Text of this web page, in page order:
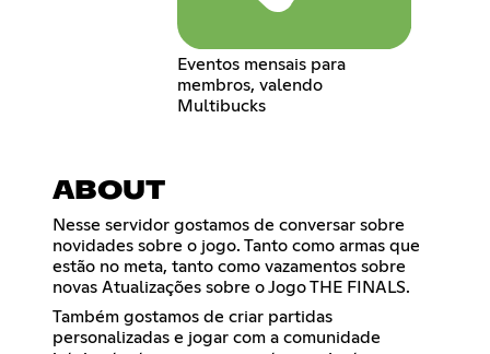
Eventos mensais para
membros, valendo
Multibucks
ABOUT
Nesse servidor gostamos de conversar sobre
novidades sobre o jogo. Tanto como armas que
estão no meta, tanto como vazamentos sobre
novas Atualizações sobre o Jogo THE FINALS.
Também gostamos de criar partidas
personalizadas e jogar com a comunidade